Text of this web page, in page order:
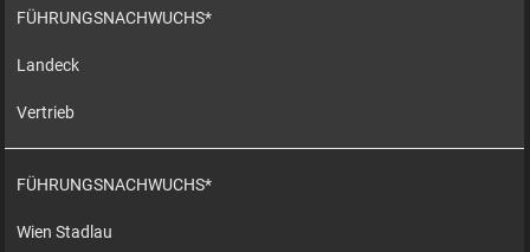
FÜHRUNGSNACHWUCHS*
Landeck
Vertrieb
FÜHRUNGSNACHWUCHS*
Wien Stadlau